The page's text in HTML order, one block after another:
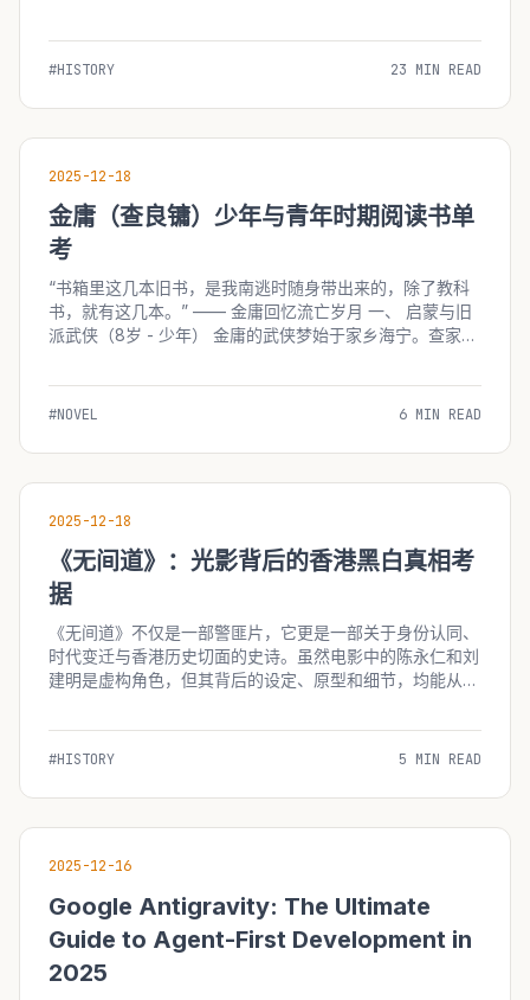
深刻记忆。然而，受限于当时的信息传播渠道、引进版本的
剪辑策略以及受众年龄层的...
#HISTORY 23 MIN READ
2025-12-18
金庸（查良镛）少年与青年时期阅读书单
考
“书箱里这几本旧书，是我南逃时随身带出来的，除了教科
书，就有这几本。” —— 金庸回忆流亡岁月 一、 启蒙与旧
派武侠（8岁 - 少年） 金庸的武侠梦始于家乡海宁。查家藏
派武侠小说。 1. 《荒江女侠》...
#NOVEL 6 MIN READ
2025-12-18
《无间道》：光影背后的香港黑白真相考
据
《无间道》不仅是一部警匪片，它更是一部关于身份认同、
时代变迁与香港历史切面的史诗。虽然电影中的陈永仁和刘
建明是虚构角色，但其背后的设定、原型和细节，均能从香
景 电影中陈永仁（梁朝伟饰）作为卧底在黑帮潜伏十年的
设定，并...
#HISTORY 5 MIN READ
2025-12-16
Google Antigravity: The Ultimate
Guide to Agent-First Development in
2025